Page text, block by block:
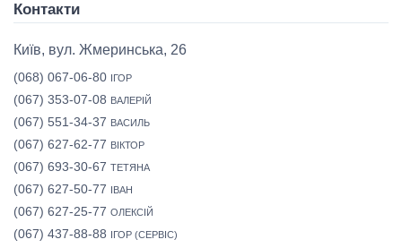
Контакти
Київ, вул. Жмеринська, 26
(068) 067-06-80 ІГОР
(067) 353-07-08 ВАЛЕРІЙ
(067) 551-34-37 ВАСИЛЬ
(067) 627-62-77 ВІКТОР
(067) 693-30-67 ТЕТЯНА
(067) 627-50-77 ІВАН
(067) 627-25-77 ОЛЕКСІЙ
(067) 437-88-88 ІГОР (СЕРВІС)